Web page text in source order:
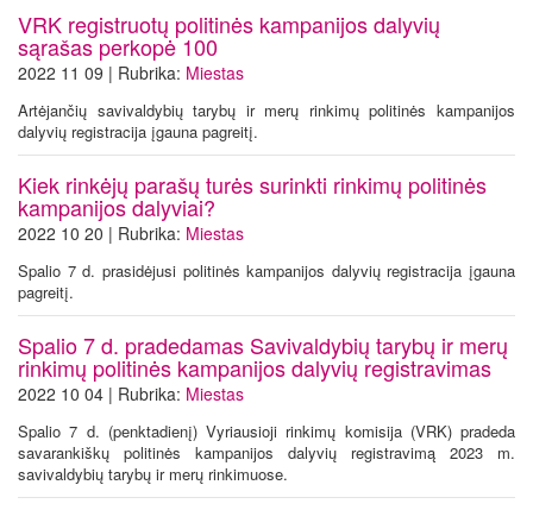
VRK registruotų politinės kampanijos dalyvių
sąrašas perkopė 100
2022 11 09 | Rubrika: Miestas
Artėjančių savivaldybių tarybų ir merų rinkimų politinės kampanijos
dalyvių registracija įgauna pagreitį.
Kiek rinkėjų parašų turės surinkti rinkimų politinės
kampanijos dalyviai?
2022 10 20 | Rubrika: Miestas
Spalio 7 d. prasidėjusi politinės kampanijos dalyvių registracija įgauna
pagreitį.
Spalio 7 d. pradedamas Savivaldybių tarybų ir merų
rinkimų politinės kampanijos dalyvių registravimas
2022 10 04 | Rubrika: Miestas
Spalio 7 d. (penktadienį) Vyriausioji rinkimų komisija (VRK) pradeda
savarankiškų politinės kampanijos dalyvių registravimą 2023 m.
savivaldybių tarybų ir merų rinkimuose.